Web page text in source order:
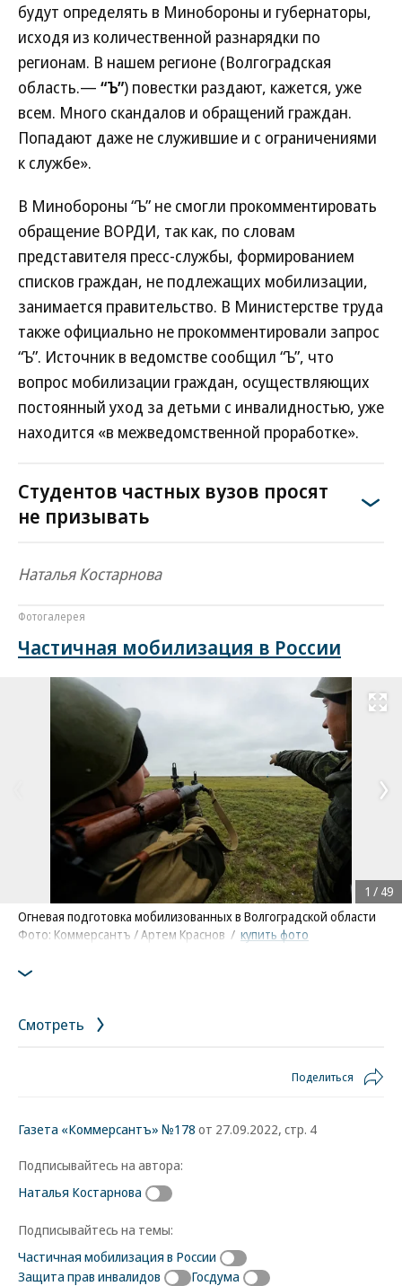
будут определять в Минобороны и губернаторы,
исходя из количественной разнарядки по
регионам. В нашем регионе (Волгоградская
область.— “Ъ”) повестки раздают, кажется, уже
всем. Много скандалов и обращений граждан.
Попадают даже не служившие и с ограничениями
к службе».
В Минобороны “Ъ” не смогли прокомментировать
обращение ВОРДИ, так как, по словам
представителя пресс-службы, формированием
списков граждан, не подлежащих мобилизации,
занимается правительство. В Министерстве труда
также официально не прокомментировали запрос
“Ъ”. Источник в ведомстве сообщил “Ъ”, что
вопрос мобилизации граждан, осуществляющих
постоянный уход за детьми с инвалидностью, уже
находится «в межведомственной проработке».
Студентов частных вузов просят
не призывать
Наталья Костарнова
Фотогалерея
Частичная мобилизация в России
Развернуть
Огневая подготовка мобилизованных в Волгоградской области
Фото: Коммерсантъ / Артем Краснов / купить фото
1 / 49
Смотреть
Поделиться
Газета «Коммерсантъ» №178 от 27.09.2022, стр. 4
Подписывайтесь на автора:
Наталья Костарнова
Подписывайтесь на темы:
Частичная мобилизация в России
Защита прав инвалидов
Госдума